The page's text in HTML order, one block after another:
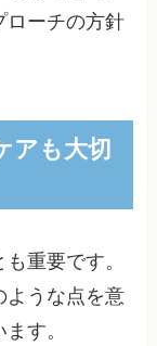
ローチの方針
アも大切
重要です。
ような点を意
す。